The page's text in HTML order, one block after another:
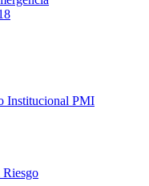
Institucional PMI
Riesgo